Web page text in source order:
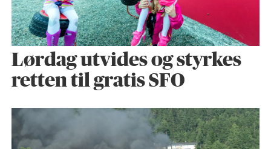
Lørdag utvides og styrkes
retten til gratis SFO